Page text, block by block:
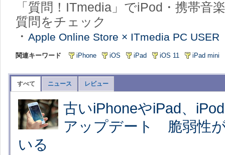
「質問！ITmedia」でiPod・携帯音
質問をチェック
・ Apple Online Store × ITmedia PC USER
関連キーワード iPhone iOS iPad iOS 11 iPad mini
すべて ニュース レビュー
古いiPhoneやiPad、
アップデート 脆弱性
いる